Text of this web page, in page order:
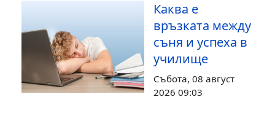
Каква е
връзката между
съня и успеха в
училище
Събота, 08 август
2026 09:03